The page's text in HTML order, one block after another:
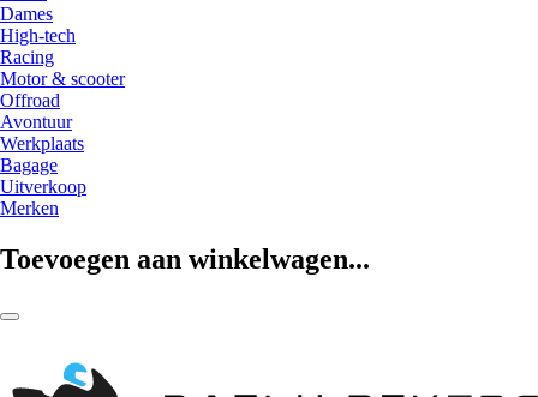
Dames
High-tech
Racing
Motor & scooter
Offroad
Avontuur
Werkplaats
Bagage
Uitverkoop
Merken
Toevoegen aan winkelwagen...